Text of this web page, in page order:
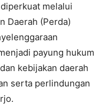
melalui
Daerah (Perda)
payung hukum
kebijakan daerah
serta perlindungan